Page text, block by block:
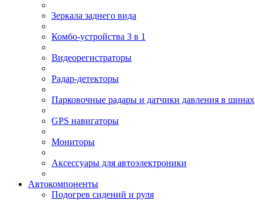
Зеркала заднего вида
Комбо-устройства 3 в 1
Видеорегистраторы
Радар-детекторы
Парковочные радары и датчики давления в шинах
GPS навигаторы
Мониторы
Аксессуары для автоэлектроники
Автокомпоненты
Подогрев сидений и руля